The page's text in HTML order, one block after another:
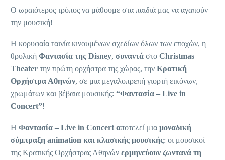
Ο ωραιότερος τρόπος να μάθουμε στα παιδιά μας να αγαπούν
την μουσική!
Η κορυφαία ταινία κινουμένων σχεδίων όλων των εποχών, η
θρυλική Φαντασία της Disney, συναντά στο Christmas
Theater την πρώτη ορχήστρα της χώρας, την Κρατική
Ορχήστρα Αθηνών, σε μια μεγαλοπρεπή γιορτή εικόνων,
χρωμάτων και βέβαια μουσικής: “Φαντασία – Live in
Concert”!
Η Φαντασία – Live in Concert αποτελεί μια μοναδική
σύμπραξη animation και κλασικής μουσικής: οι μουσικοί
της Κρατικής Ορχήστρας Αθηνών ερμηνεύουν ζωντανά τη